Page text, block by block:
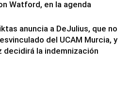
Watford, en la agenda
anuncia a DeJulius, que no
del UCAM Murcia, y
decidirá la indemnización